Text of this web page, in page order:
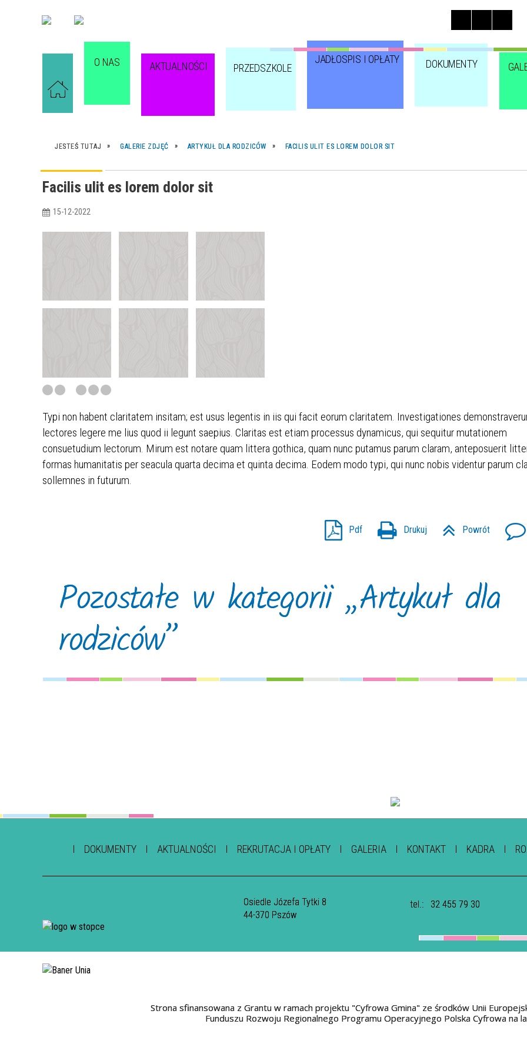
O NAS AKTUALNOŚCI PRZEDSZKOLE
JADŁOSPIS I OPŁATY DOKUMENTY
JESTEŚ TUTAJ GALERIE ZDJĘĆ ARTYKUŁ DLA RODZICÓW FACILIS ULIT ES LOREM DOLOR SIT
Facilis ulit es lorem dolor sit
15-12-2022
Typi non habent claritatem insitam; est usus legentis in iis qui facit eorum claritatem. Investigationes
lectores legere me lius quod ii legunt saepius. Claritas est etiam processus dynamicus, qui sequitur mutationem
consuetudium lectorum. Mirum est notare quam littera gothica, quam nunc putamus parum claram, anteposuerit
formas humanitatis per seacula quarta decima et quinta decima. Eodem modo typi, qui nunc nobis videntur parum
sollemnes in futurum.
Pdf Drukuj Powrót
Pozostałe w kategorii „Artykuł dla
rodziców”
DOKUMENTY AKTUALNOŚCI REKRUTACJA I OPŁATY GALERIA KONTAKT KADRA
Osiedle Józefa Tytki 8
44-370 Pszów
tel.: 32 455 79 30
Strona sfinansowana z Grantu w ramach projektu "Cyfrowa Gmina" ze środków Unii
Funduszu Rozwoju Regionalnego Programu Operacyjnego Polska Cyfrowa na